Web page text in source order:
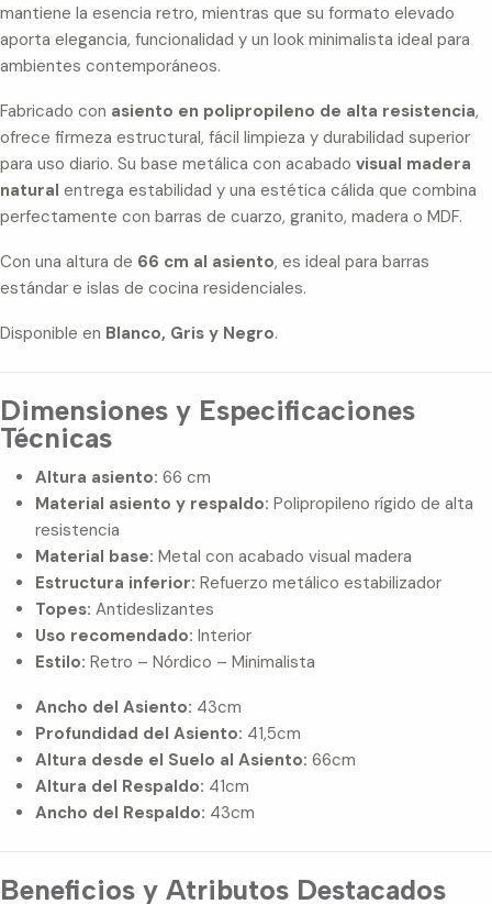
mantiene la esencia retro, mientras que su formato elevado
aporta elegancia, funcionalidad y un look minimalista ideal para
ambientes contemporáneos.
Fabricado con asiento en polipropileno de alta resistencia,
ofrece firmeza estructural, fácil limpieza y durabilidad superior
para uso diario. Su base metálica con acabado visual madera
natural entrega estabilidad y una estética cálida que combina
perfectamente con barras de cuarzo, granito, madera o MDF.
Con una altura de 66 cm al asiento, es ideal para barras
estándar e islas de cocina residenciales.
Disponible en Blanco, Gris y Negro.
Dimensiones y Especificaciones
Técnicas
Altura asiento: 66 cm
Material asiento y respaldo: Polipropileno rígido de alta
resistencia
Material base: Metal con acabado visual madera
Estructura inferior: Refuerzo metálico estabilizador
Topes: Antideslizantes
Uso recomendado: Interior
Estilo: Retro – Nórdico – Minimalista
Ancho del Asiento: 43cm
Profundidad del Asiento: 41,5cm
Altura desde el Suelo al Asiento: 66cm
Altura del Respaldo: 41cm
Ancho del Respaldo: 43cm
Beneficios y Atributos Destacados